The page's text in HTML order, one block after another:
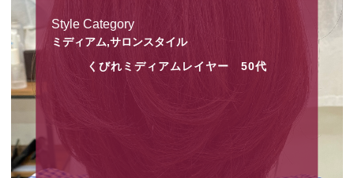
Style Category
ミディアム,サロンスタイル
くびれミディアムレイヤー 50代